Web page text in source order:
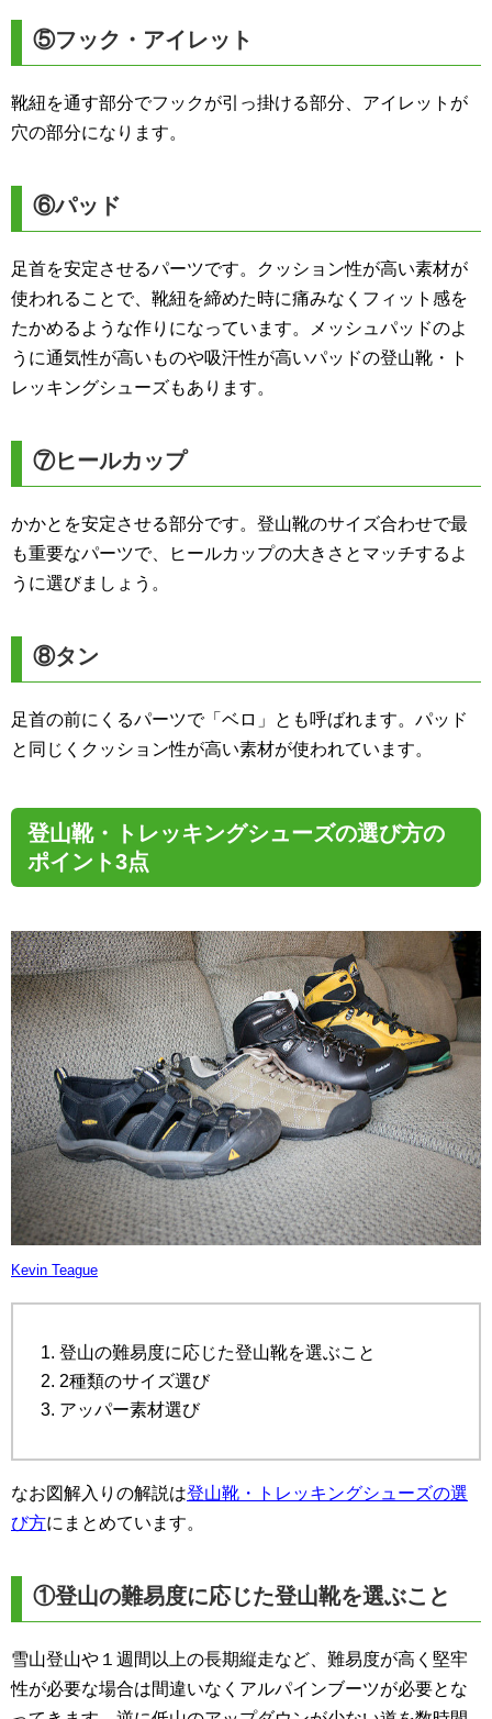
⑤フック・アイレット
靴紐を通す部分でフックが引っ掛ける部分、アイレットが
穴の部分になります。
⑥パッド
足首を安定させるパーツです。クッション性が高い素材が
使われることで、靴紐を締めた時に痛みなくフィット感を
たかめるような作りになっています。メッシュパッドのよ
うに通気性が高いものや吸汗性が高いパッドの登山靴・ト
レッキングシューズもあります。
⑦ヒールカップ
かかとを安定させる部分です。登山靴のサイズ合わせで最
も重要なパーツで、ヒールカップの大きさとマッチするよ
うに選びましょう。
⑧タン
足首の前にくるパーツで「ベロ」とも呼ばれます。パッド
と同じくクッション性が高い素材が使われています。
登山靴・トレッキングシューズの選び方の
ポイント3点
Kevin Teague
登山の難易度に応じた登山靴を選ぶこと
2種類のサイズ選び
アッパー素材選び
なお図解入りの解説は登山靴・トレッキングシューズの選
び方にまとめています。
①登山の難易度に応じた登山靴を選ぶこと
雪山登山や１週間以上の長期縦走など、難易度が高く堅牢
性が必要な場合は間違いなくアルパインブーツが必要とな